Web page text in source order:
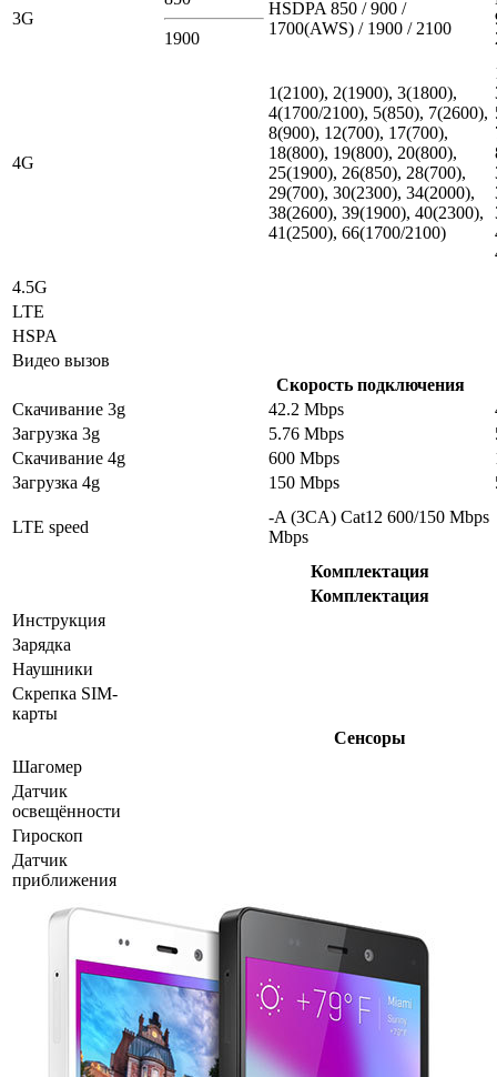
3G
1900
HSDPA 850 / 900 /
1700(AWS) / 1900 / 2100
4G
1(2100), 2(1900), 3(1800),
4(1700/2100), 5(850), 7(2600),
8(900), 12(700), 17(700),
18(800), 19(800), 20(800),
25(1900), 26(850), 28(700),
29(700), 30(2300), 34(2000),
38(2600), 39(1900), 40(2300),
41(2500), 66(1700/2100)
4.5G
LTE
HSPA
Видео вызов
Скорость подключения
Скачивание 3g
42.2 Mbps
Загрузка 3g
5.76 Mbps
Скачивание 4g
600 Mbps
Загрузка 4g
150 Mbps
LTE speed
-A (3CA) Cat12 600/150 Mbps
Mbps
Комплектация
Комплектация
Инструкция
Зарядка
Наушники
Скрепка SIM-
карты
Сенсоры
Шагомер
Датчик
освещённости
Гироскоп
Датчик
приближения